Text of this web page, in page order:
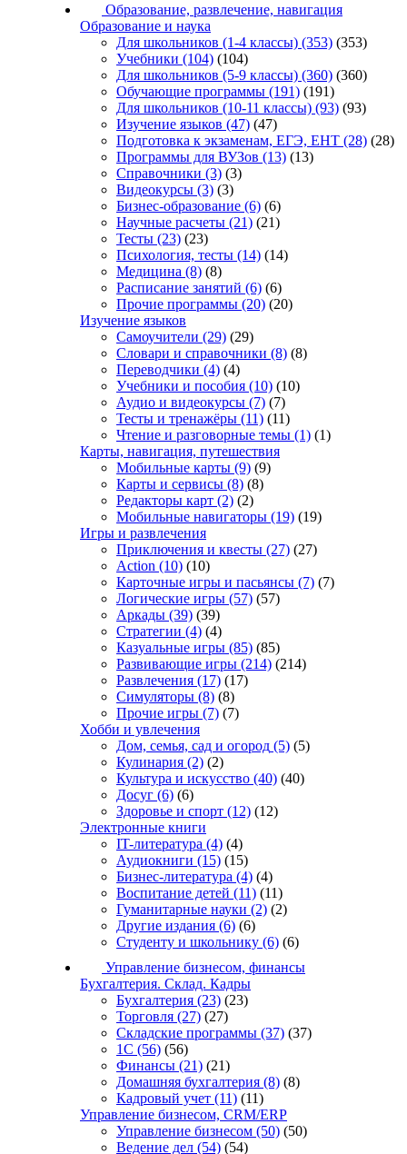
Образование, развлечение, навигация
Образование и наука
Для школьников (1-4 классы) (353) (353)
Учебники (104) (104)
Для школьников (5-9 классы) (360) (360)
Обучающие программы (191) (191)
Для школьников (10-11 классы) (93) (93)
Изучение языков (47) (47)
Подготовка к экзаменам, ЕГЭ, ЕНТ (28) (28)
Программы для ВУЗов (13) (13)
Справочники (3) (3)
Видеокурсы (3) (3)
Бизнес-образование (6) (6)
Научные расчеты (21) (21)
Тесты (23) (23)
Психология, тесты (14) (14)
Медицина (8) (8)
Расписание занятий (6) (6)
Прочие программы (20) (20)
Изучение языков
Самоучители (29) (29)
Словари и справочники (8) (8)
Переводчики (4) (4)
Учебники и пособия (10) (10)
Аудио и видеокурсы (7) (7)
Тесты и тренажёры (11) (11)
Чтение и разговорные темы (1) (1)
Карты, навигация, путешествия
Мобильные карты (9) (9)
Карты и сервисы (8) (8)
Редакторы карт (2) (2)
Мобильные навигаторы (19) (19)
Игры и развлечения
Приключения и квесты (27) (27)
Action (10) (10)
Карточные игры и пасьянсы (7) (7)
Логические игры (57) (57)
Аркады (39) (39)
Стратегии (4) (4)
Казуальные игры (85) (85)
Развивающие игры (214) (214)
Развлечения (17) (17)
Симуляторы (8) (8)
Прочие игры (7) (7)
Хобби и увлечения
Дом, семья, сад и огород (5) (5)
Кулинария (2) (2)
Культура и искусство (40) (40)
Досуг (6) (6)
Здоровье и спорт (12) (12)
Электронные книги
IT-литература (4) (4)
Аудиокниги (15) (15)
Бизнес-литература (4) (4)
Воспитание детей (11) (11)
Гуманитарные науки (2) (2)
Другие издания (6) (6)
Студенту и школьнику (6) (6)
Управление бизнесом, финансы
Бухгалтерия. Склад. Кадры
Бухгалтерия (23) (23)
Торговля (27) (27)
Складские программы (37) (37)
1С (56) (56)
Финансы (21) (21)
Домашняя бухгалтерия (8) (8)
Кадровый учет (11) (11)
Управление бизнесом, CRM/ERP
Управление бизнесом (50) (50)
Ведение дел (54) (54)